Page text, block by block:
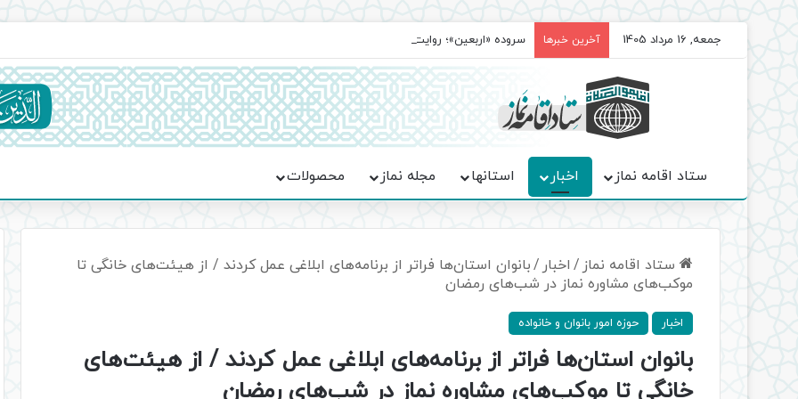
جمعه, 16 مرداد 1405 آخرین خبرها سروده‌ «اربعین»؛ روایت حماسه، استقامت و تمدن‌سازی امت اسلامی
ستاد اقامه نماز اخبار استانها مجله نماز محصولات
ستاد اقامه نماز / اخبار /بانوان استان‌ها فراتر از برنامه‌های ابلاغی عمل کردند / از هیئت‌های خانگی تا
موکب‌های مشاوره نماز در شب‌های رمضان
اخبار حوزه امور بانوان و خانواده
بانوان استان‌ها فراتر از برنامه‌های ابلاغی عمل کردند / از هیئت‌های
خانگی تا موکب‌های مشاوره نماز در شب‌های رمضان